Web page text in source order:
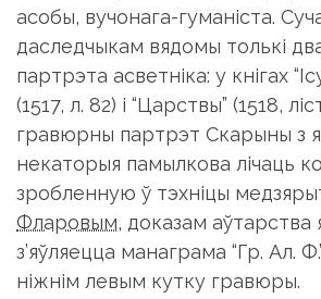
асобы, вучонага-гуманіста.
даследчыкам вядомы толькі два
партрэта асветніка: у кнігах
(1517, л. 82) і “Царствы” (1518,
гравюрны партрэт Скарыны з
некаторыя памылкова лічаць
зробленную ў тэхніцы
Фларовым, доказам аўтарства
з’яўляецца манаграма “Гр. Ал.
ніжнім левым кутку гравюры.